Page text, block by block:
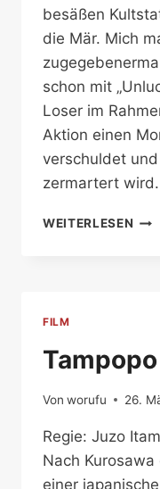
besäßen
die Mär. Mich
schon mit
Loser im
Aktion einen
verschuldet
zermartert wird.
WEITERLESEN
FILM
Tampopo
Von worufu 26.
Regie: Juzo
Nach
einer